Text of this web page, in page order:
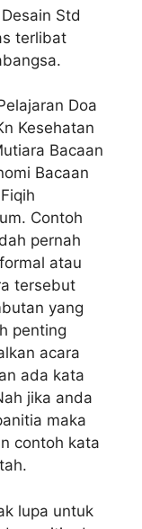
Std
terlibat
Doa
Kesehatan
Bacaan
Bacaan
Contoh
pernah
atau
tersebut
yang
penting
acara
ada kata
jika anda
maka
contoh kata
lupa untuk